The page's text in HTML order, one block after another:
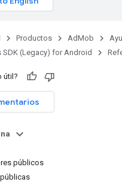
Productos AdMob
(Legacy) for Android
útil?
públicos